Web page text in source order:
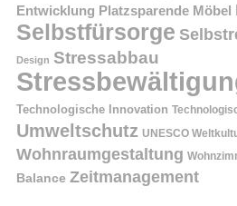
Entwicklung Platzsparende Möbel
Selbstfürsorge
Design Stressabbau
Technologische Innovation
Umweltschutz UNESCO
Wohnraumgestaltung
Balance Zeitmanagement